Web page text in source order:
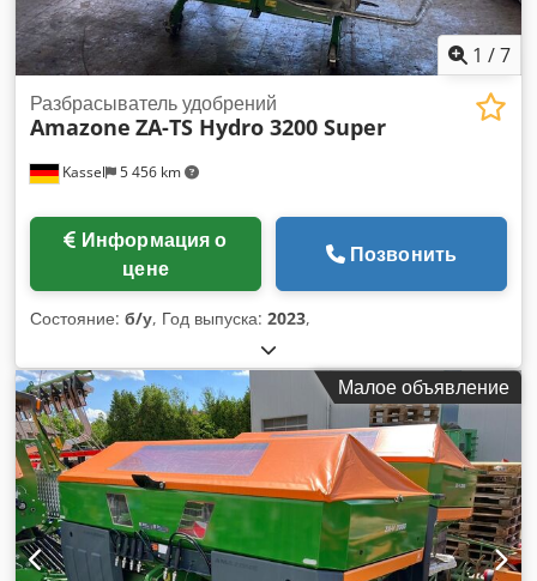
1 /7
Kassel 5 456 km
Разбрасыватель удобрений
Amazone ZA-TS Hydro 3200 Super
цене
Позвонить
Состояние: б/у, Год выпуска: 2023,
Малое объявление